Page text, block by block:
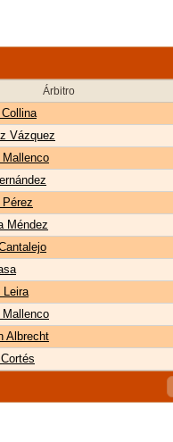
Árbitro
Vázquez
Mallenco
Pérez
Méndez
Leira
Mallenco
Albrecht